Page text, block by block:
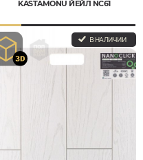
KASTAMONU ЙЕЙЛ NC61
В НАЛИЧИИ